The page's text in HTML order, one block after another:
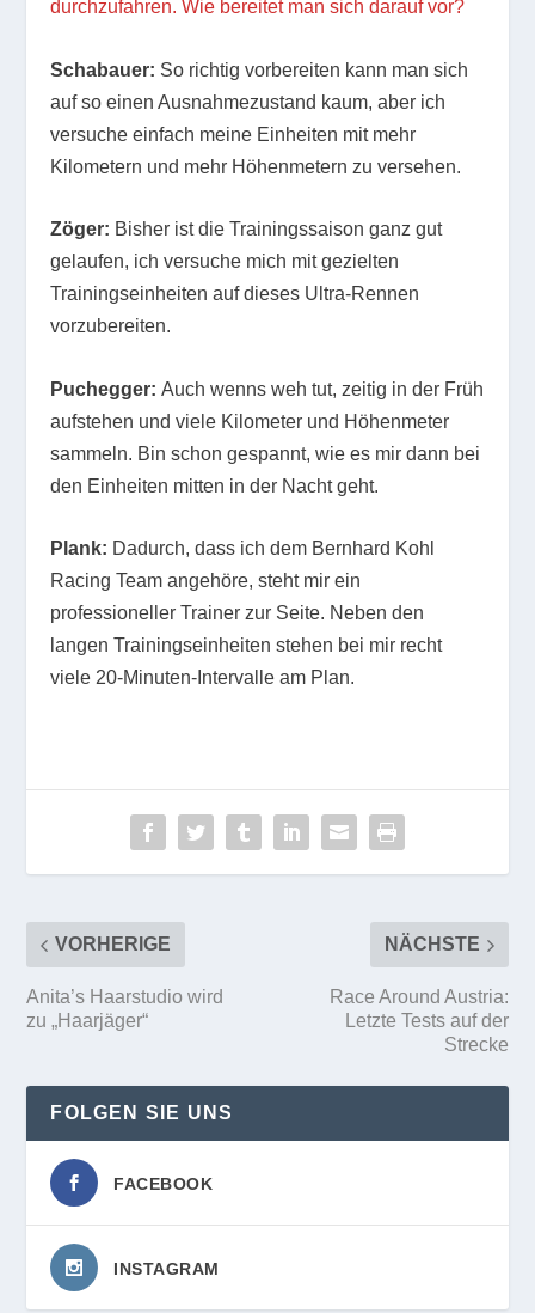
durchzufahren. Wie bereitet man sich darauf vor?
Schabauer: So richtig vorbereiten kann man sich
auf so einen Ausnahmezustand kaum, aber ich
versuche einfach meine Einheiten mit mehr
Kilometern und mehr Höhenmetern zu versehen.
Zöger: Bisher ist die Trainingssaison ganz gut
gelaufen, ich versuche mich mit gezielten
Trainingseinheiten auf dieses Ultra-Rennen
vorzubereiten.
Puchegger: Auch wenns weh tut, zeitig in der Früh
aufstehen und viele Kilometer und Höhenmeter
sammeln. Bin schon gespannt, wie es mir dann bei
den Einheiten mitten in der Nacht geht.
Plank: Dadurch, dass ich dem Bernhard Kohl
Racing Team angehöre, steht mir ein
professioneller Trainer zur Seite. Neben den
langen Trainingseinheiten stehen bei mir recht
viele 20-Minuten-Intervalle am Plan.
VORHERIGE
Anita’s Haarstudio wird
zu „Haarjäger“
NÄCHSTE
Race Around Austria:
Letzte Tests auf der
Strecke
FOLGEN SIE UNS
FACEBOOK
INSTAGRAM